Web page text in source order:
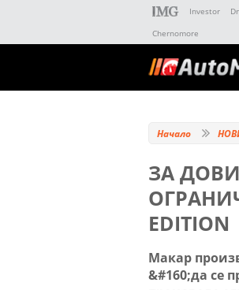
Investor
Chernomore
Начало
ЗА
EDITION
Макар
&#160;да се